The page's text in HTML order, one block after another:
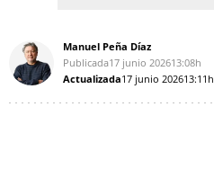
Manuel Peña Díaz
Publicada17 junio 202613:08h
Actualizada17 junio 202613:11h